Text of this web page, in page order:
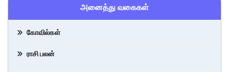
அனைத்து வகைகள்
கோவில்கள்
ராசி பலன்